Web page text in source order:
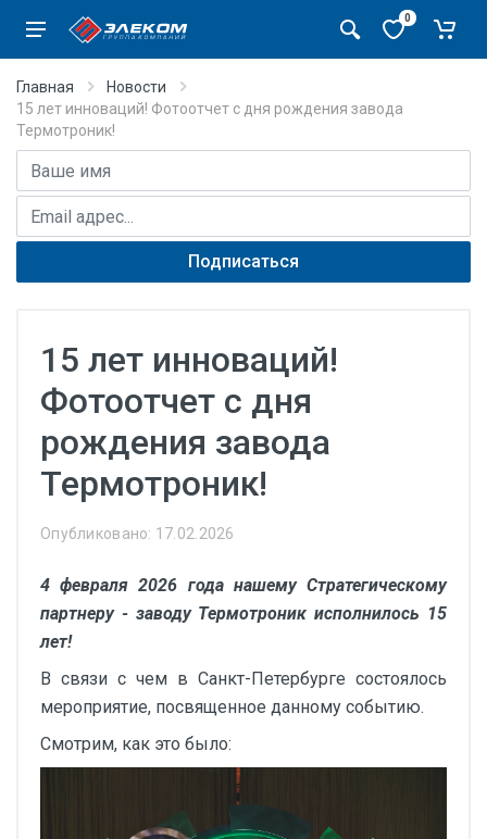
0
Главная
Новости
15 лет инноваций! Фотоотчет с дня рождения завода
Термотроник!
Имя
E-mail адрес
Подписаться
15 лет инноваций!
Фотоотчет с дня
рождения завода
Термотроник!
Опубликовано: 17.02.2026
4 февраля 2026 года нашему Стратегическому
партнеру - заводу Термотроник исполнилось 15
лет!
В связи с чем в Санкт-Петербурге состоялось
мероприятие, посвященное данному событию.
Смотрим, как это было: